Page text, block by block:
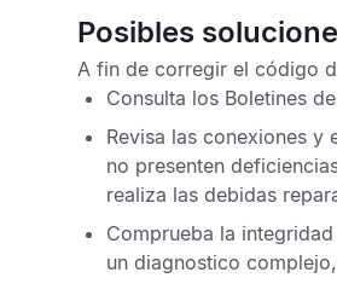
Posibles
A fin de corregir el código
Consulta los Boletines
Revisa las conexiones y
no presenten
realiza las debidas
Comprueba la
un diagnostico